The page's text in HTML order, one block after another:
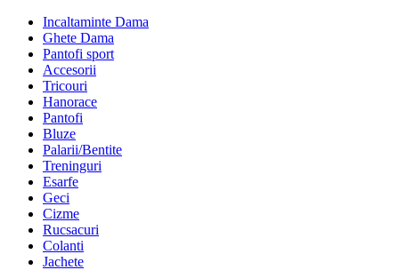
Incaltaminte Dama
Ghete Dama
Pantofi sport
Accesorii
Tricouri
Hanorace
Pantofi
Bluze
Palarii/Bentite
Treninguri
Esarfe
Geci
Cizme
Rucsacuri
Colanti
Jachete